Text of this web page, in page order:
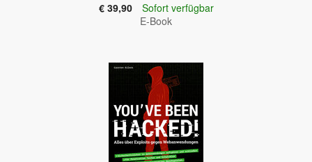
€ 39,90
Sofort verfügbar
E-Book